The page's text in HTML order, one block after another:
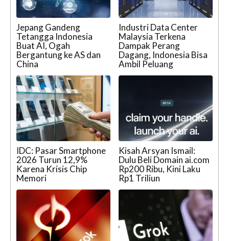
Jepang Gandeng
Tetangga Indonesia
Buat AI, Ogah
Bergantung ke AS dan
China
Industri Data Center
Malaysia Terkena
Dampak Perang
Dagang, Indonesia Bisa
Ambil Peluang
IDC: Pasar Smartphone
2026 Turun 12,9%
Karena Krisis Chip
Memori
Kisah Arsyan Ismail:
Dulu Beli Domain ai.com
Rp200 Ribu, Kini Laku
Rp1 Triliun